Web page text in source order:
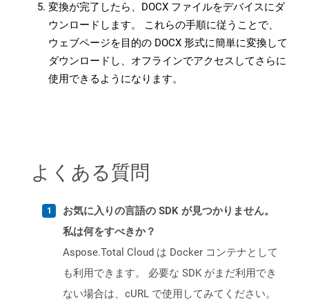
変換が完了したら、DOCX ファイルをデバイスにダ
ウンロードします。 これらの手順に従うことで、
ウェブページを目的の DOCX 形式に簡単に変換して
ダウンロードし、オフラインでアクセスしてさらに
使用できるようになります。
よくある質問
お気に入りの言語の SDK が見つかりません。
私は何をすべきか？
Aspose.Total Cloud は Docker コンテナとして
も利用できます。 必要な SDK がまだ利用でき
ない場合は、cURL で使用してみてください。